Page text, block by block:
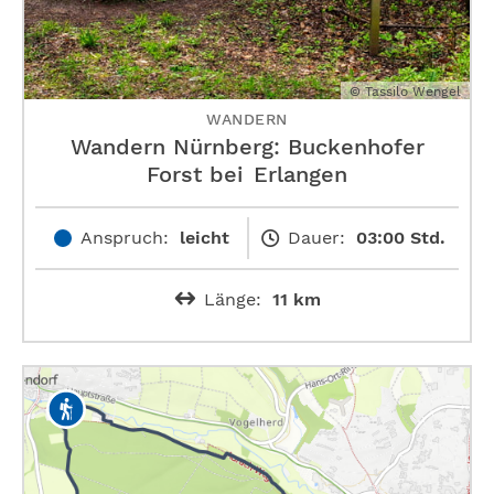
© Tassilo Wengel
WANDERN
Wandern Nürnberg: Buckenhofer
Forst bei Erlangen
Anspruch: leicht Dauer: 03:00 Std.
Länge: 11 km